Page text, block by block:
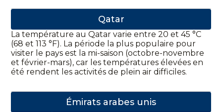
Qatar
La température au Qatar varie entre 20 et 45 °C
(68 et 113 °F). La période la plus populaire pour
visiter le pays est la mi-saison (octobre-novembre
et février-mars), car les températures élevées en
été rendent les activités de plein air difficiles.
Émirats arabes unis